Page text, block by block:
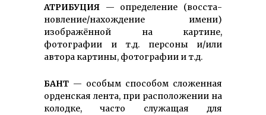
АТРИБУЦИЯ — определение (вос­ста­
новле­ние/нахож­дение имени)
изображённой на картине,
фотографии и т.д. персоны и/или
автора картины, фотографии и т.д.
БАНТ — особым способом сложенная
орденская лента, при распо­ложении на
колодке, часто служащая для